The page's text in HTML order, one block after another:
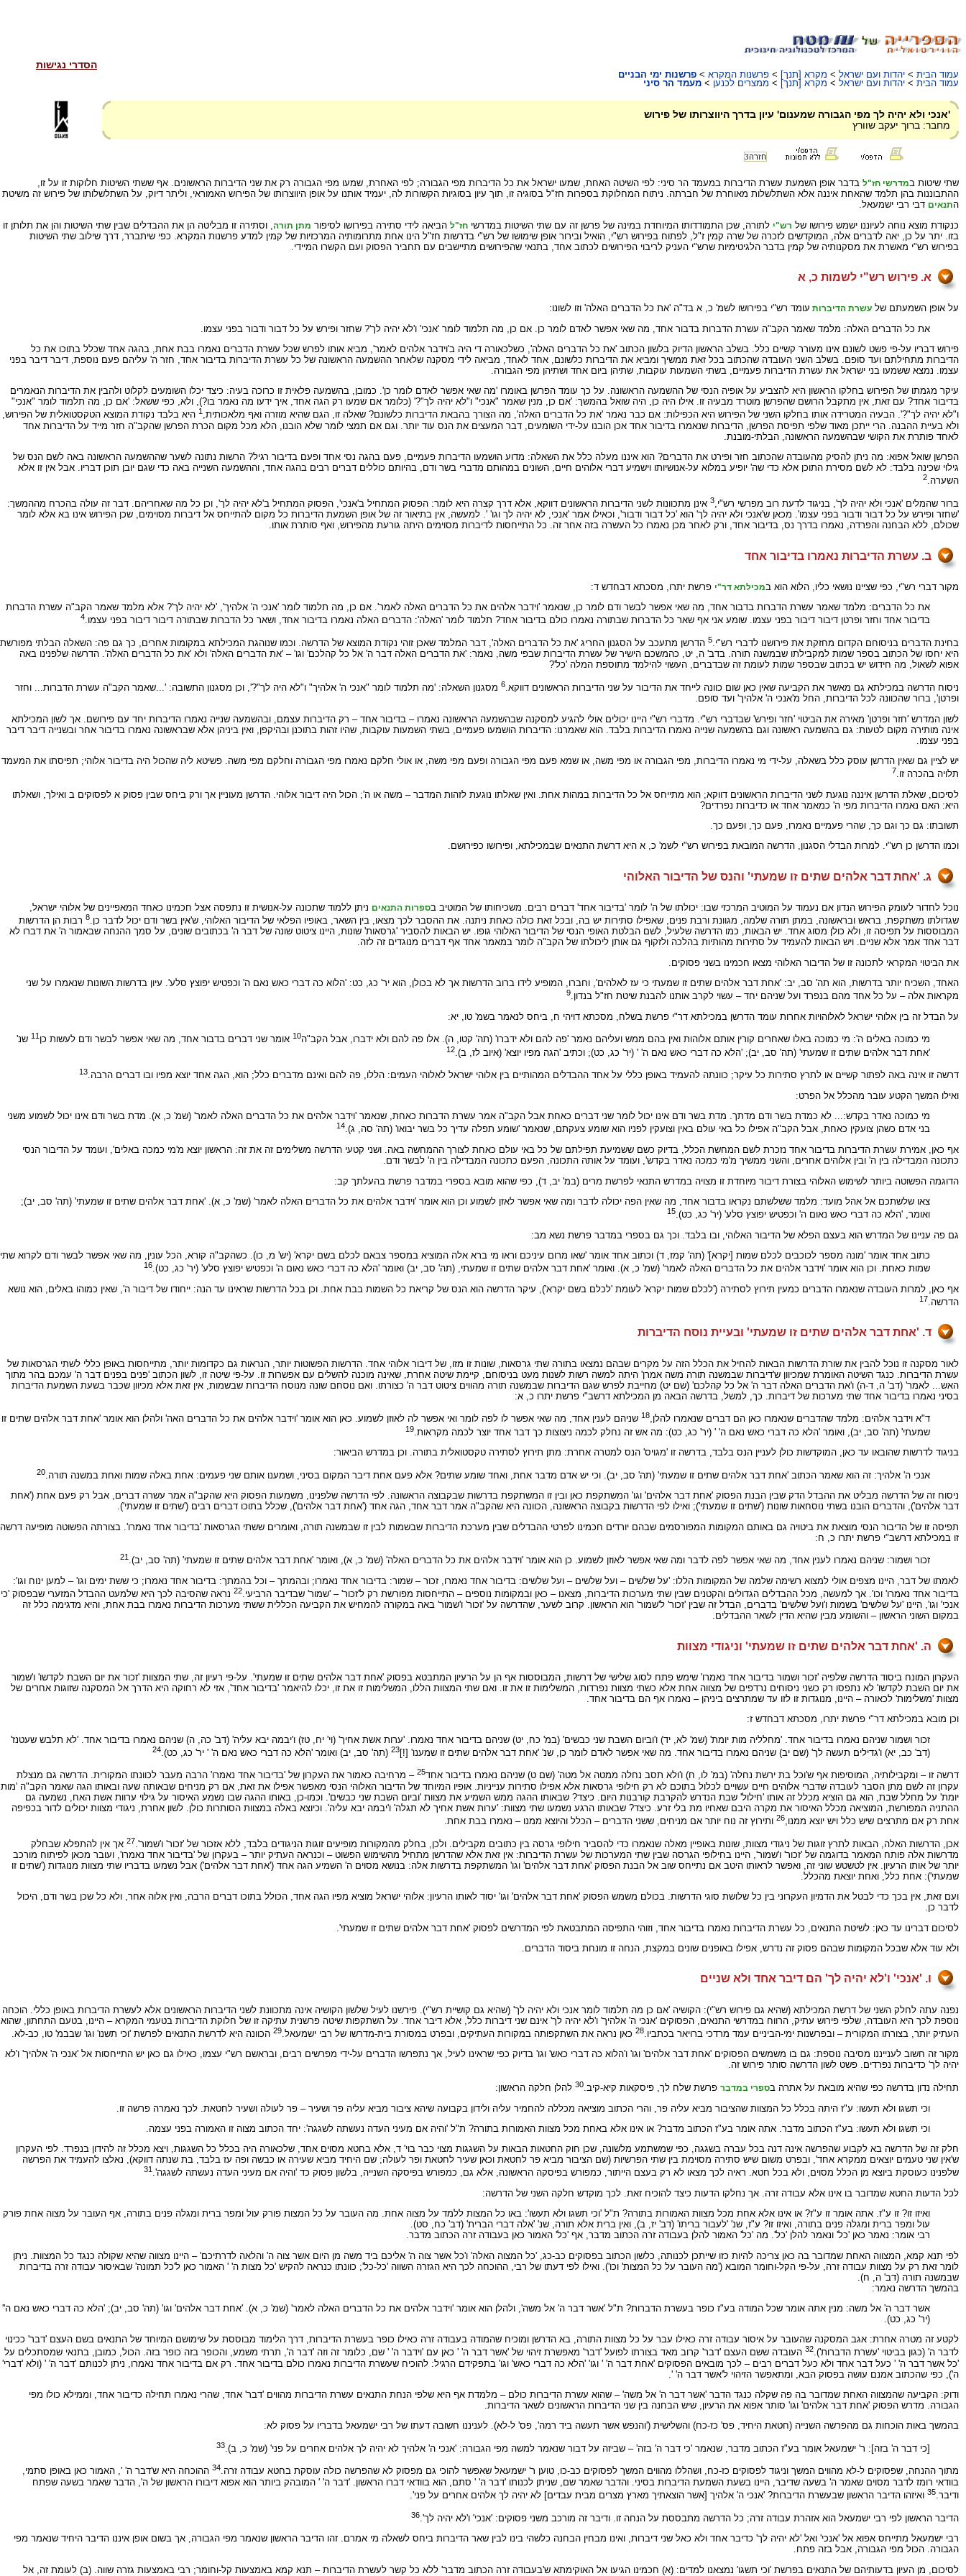
הסדרי נגישות
עמוד הבית > יהדות ועם ישראל > מקרא [תנך] > פרשנות המקרא > פרשנות ימי הבניים
עמוד הבית > יהדות ועם ישראל > מקרא [תנך] > ממצרים לכנען > מעמד הר סיני
'אנכי ולא יהיה לך מפי הגבורה שמענום' עיון בדרך היווצרותו של פירוש
מחבר: ברוך יעקב שוורץ
חזרה3
שתי שיטות במדרשי חז"ל בדבר אופן השמעת עשרת הדיברות במעמד הר סיני: לפי השיטה האחת, שמעו ישראל את כל הדיברות מפי הגבורה; לפי האחרת, שמעו מפי הגבורה רק את שני הדיברות הראשונים. אף ששתי השיטות חלוקות זו על זו,
ההתבוננות בהן תלמד שהאחת איננה אלא השתלשלות מאוחרת של חברתה. ניתוח המחלוקת בספרות חז"ל בסוגיה זו, תוך עיון בסוגיות הקשורות לה, יעמיד אותנו על אופן היווצרותו של הפירוש האמוראי, וליתר דיוק, על השתלשלותו של פירוש זה משיטת
התנאים דבי רבי ישמעאל.
כנקודת מוצא נוחה לעיוננו ישמש פירושו של רש"י לתורה, שכן התמודדותו המיוחדת במינה של פרשן זה עם שתי השיטות במדרשי חז"ל הביאה לידי סתירה בפירושו לסיפור מתן תורה , וסתירה זו מבליטה הן את ההבדלים שבין שתי השיטות והן את תלותן זו
בזו. יתר על כן, יאה לדברים אלה, המוקדשים לזכרה של שרה קמין ז"ל, לפתוח בפירוש רש"י, הואיל ובירור אופן שימושו של רש"י בדרשות חז"ל הינו אחת מתרומותיה המרכזיות של קמין למדע פרשנות המקרא. כפי שיתברר, דרך שילוב שתי השיטות
בפירוש רש"י מאשרת את מסקנותיה של קמין בדבר הלגיטימיות שרש"י העניק לריבוי הפירושים לכתוב אחד, בתנאי שהפירושים מתיישבים עם תחביר הפסוק ועם הקשרו המיידי.
א. פירוש רש"י לשמות כ, א
על אופן השמעתם של עשרת הדיברות עומד רש"י בפירושו לשמ' כ, א בד"ה 'את כל הדברים האלה' וזו לשונו:
את כל הדברים האלה: מלמד שאמר הקב"ה עשרת הדברות בדבור אחד, מה שאי אפשר לאדם לומר כן. אם כן, מה תלמוד לומר 'אנכי' ו'לא יהיה לך'? שחזר ופירש על כל דבור ודבור בפני עצמו.
פירוש דבריו על-פי פשט לשונם אינו מעורר קשיים כלל. בשלב הראשון הדיוק בלשון הכתוב 'את כל הדברים האלה', כשלכאורה די היה ב'וידבר אלהים לאמר', מביא אותו לפרש שכל עשרת הדברים נאמרו בבת אחת, בהגה אחד שכלל בתוכו את כל
הדיברות מתחילתם ועד סופם. בשלב השני העובדה שהכתוב בכל זאת ממשיך ומביא את הדיברות כלשונם, אחד לאחד, מביאה לידי מסקנה שלאחר ההשמעה הראשונה של כל עשרת הדיברות בדיבור אחד, חזר ה' עליהם פעם נוספת, דיבר דיבר בפני
עצמו. נמצא ששמעו בני ישראל את עשרת הדיברות פעמיים, בשתי השמעות עוקבות, שתיהן ביום אחד ושתיהן מפי הגבורה.
עיקר מגמתו של הפירוש בחלקו הראשון היא להצביע על אופיה הנסי של ההשמעה הראשונה. על כך עומד הפרשן באומרו 'מה שאי אפשר לאדם לומר כן'. כמובן, בהשמעה פלאית זו כרוכה בעיה: כיצד יכלו השומעים לקלוט ולהבין את הדיברות הנאמרים
בדיבור אחד? עם זאת, אין מתקבל הרושם שהפרשן מוטרד מבעיה זו. אילו היה כן, היה שואל בהמשך: 'אם כן, מנין שאמר "אנכי" ו"לא יהיה לך"?' (כלומר אם שמעו רק הגה אחד, איך ידעו מה נאמר בו?), ולא, כפי ששאל: 'אם כן, מה תלמוד לומר "אנכי"
ו"לא יהיה לך"?'. הבעיה המטרידה אותו בחלקו השני של הפירוש היא הכפילות: אם כבר נאמר 'את כל הדברים האלה', מה הצורך בהבאת הדיברות כלשונם? שאלה זו, הגם שהיא מוזרה ואף מלאכותית, 1 היא בלבד נקודת המוצא הטקסטואלית של הפירוש,
ולא בעיית ההבנה. הרי ייתכן מאוד שלפי תפיסת הפרשן, הדיברות שנאמרו בדיבור אחד אכן הובנו על-ידי השומעים, דבר המעצים את הנס עוד יותר. וגם אם תמצי לומר שלא הובנו, הלא מכל מקום הכרת הפרשן שהקב"ה חזר מייד על הדיברות אחד
לאחד פותרת את הקושי שבהשמעה הראשונה, הבלתי-מובנת.
הפרשן שואל אפוא: מה ניתן להסיק מהעובדה שהכתוב חזר ופירט את הדברים? הוא איננו מעלה כלל את השאלה: מדוע הושמעו הדיברות פעמיים, פעם בהגה נסי אחד ופעם בדיבור רגיל? הרשות נתונה לשער שההשמעה הראשונה באה לשם הנס של
גילוי שכינה בלבד: לא לשם מסירת התוכן אלא כדי שה' יופיע במלוא על-אנושיותו וישמיע דברי אלוהים חיים, השונים במהותם מדברי בשר ודם, בהיותם כוללים דברים רבים בהגה אחד, וההשמעה השנייה באה כדי שגם יובן תוכן דבריו. אבל אין זו אלא
השערה.2
ברור שהמלים 'אנכי ולא יהיה לך', בניגוד לדעת רוב מפרשי רש"י,3 אינן מתכוונות לשני הדיברות הראשונים דווקא, אלא דרך קצרה היא לומר: הפסוק המתחיל ב'אנכי', הפסוק המתחיל ב'לא יהיה לך', וכן כל מה שאחריהם. דבר זה עולה בהכרח מההמשך:
'שחזר ופירש על כל דבור ודבור בפני עצמו'. מכאן ש'אנכי ולא יהיה לך' הוא 'כל דבור ודבור', וכאילו אמר 'אנכי, לא יהיה לך וגו' '. למעשה, אין בתיאור זה של אופן השמעת הדיברות כל מקום להתייחס אל דיברות מסוימים, שכן הפירוש אינו בא אלא לומר
שכולם, ללא הבחנה והפרדה, נאמרו בדרך נס, בדיבור אחד, ורק לאחר מכן נאמרו כל העשרה בזה אחר זה. כל התייחסות לדיברות מסוימים היתה גורעת מהפירוש, ואף סותרת אותו.
ב. עשרת הדיברות נאמרו בדיבור אחד
מקור דברי רש"י, כפי שציינו נושאי כליו, הלוא הוא במכילתא דר"י פרשת יתרו, מסכתא דבחדש ד:
את כל הדברים: מלמד שאמר עשרת הדברות בדבור אחד, מה שאי אפשר לבשר ודם לומר כן, שנאמר 'וידבר אלהים את כל הדברים האלה לאמר'. אם כן, מה תלמוד לומר 'אנכי ה' אלהיך', 'לא יהיה לך'? אלא מלמד שאמר הקב"ה עשרת הדברות
בדיבור אחד וחזר ופרטן דיבור דיבור בפני עצמו. שומע אני אף שאר כל הדברות שבתורה נאמרו כולם בדיבור אחד? תלמוד לומר 'האלה': הדברים האלה נאמרו בדיבור אחד, ושאר כל הדברות שבתורה דיבור דיבור בפני עצמו.4
בחינת הדברים בניסוחם הקדום מחזקת את פירושנו לדברי רש"י.5 הדרשן מתעכב על הסגנון החריג 'את כל הדברים האלה', דבר המלמד שאכן זוהי נקודת המוצא של הדרשה. וכמו שנוהגת המכילתא במקומות אחרים, כך גם פה: השאלה הבלתי מפורשת
היא יחסו של הכתוב בספר שמות למקבילתו שבמשנה תורה. בדב' ה, יט, כהמשכם הישיר של עשרת הדיברות שבפי משה, נאמר: 'את הדברים האלה דבר ה' אל כל קהלכם' וגו' – 'את הדברים האלה' ולא 'את כל הדברים האלה'. הדרשה שלפנינו באה
אפוא לשאול, מה חידוש יש בכתוב שבספר שמות לעומת זה שבדברים, העשוי להילמד מתוספת המלה 'כל'?
ניסוח הדרשה במכילתא גם מאשר את הקביעה שאין כאן שום כוונה לייחד את הדיבור על שני הדיברות הראשונים דווקא.6 מסגנון השאלה: 'מה תלמוד לומר "אנכי ה' אלהיך" ו"לא היה לך"?', וכן מסגנון התשובה: '...שאמר הקב"ה עשרת הדברות... וחזר
ופרטן', ברור שהכוונה לכל הדיברות, החל מ'אנכי ה' אלהיך' ועד סופם.
לשון המדרש 'חזר ופרטן' מאירה את הביטוי 'חזר ופירש' שבדברי רש"י. מדברי רש"י היינו יכולים אולי להגיע למסקנה שבהשמעה הראשונה נאמרו – בדיבור אחד – רק הדיברות עצמם, ובהשמעה שנייה נאמרו הדיברות יחד עם פירושם. אך לשון המכילתא
אינה מותירה מקום לטעות: גם בהשמעה ראשונה וגם בהשמעה שנייה נאמרו הדיברות בלבד. הוא שאמרנו: הדיברות הושמעו פעמיים, בשתי השמעות עוקבות, שהיו זהות בתוכנן ובהיקפן, ואין ביניהן אלא שבראשונה נאמרו בדיבור אחר ובשנייה דיבר דיבר
בפני עצמו.
יש לציין גם שאין הדרשן עוסק כלל בשאלה, על-ידי מי נאמרו הדיברות, מפי הגבורה או מפי משה, או שמא פעם מפי הגבורה ופעם מפי משה, או אולי חלקם נאמרו מפי הגבורה וחלקם מפי משה. פשיטא ליה שהכול היה בדיבור אלוהי; תפיסתו את המעמד
תלויה בהכרה זו.7
לסיכום, שאלת הדרשן איננה נוגעת לשני הדיברות הראשונים דווקא; הוא מתייחס אל כל הדיברות במהות אחת. ואין שאלתו נוגעת לזהות המדבר – משה או ה'; הכול היה דיבור אלוהי. הדרשן מעוניין אך ורק ביחס שבין פסוק א לפסוקים ב ואילך, ושאלתו
היא: האם נאמרו הדיברות מפי ה' כמאמר אחד או כדיברות נפרדים?
תשובתו: גם כך וגם כך, שהרי פעמיים נאמרו, פעם כך, ופעם כך.
וכמו הדרשן כן רש"י. למרות הבדלי הסגנון, הדרשה המובאת בפירוש רש"י לשמ' כ, א היא דרשת התנאים שבמכילתא, ופירושו כפירושם.
ג. 'אחת דבר אלהים שתים זו שמעתי' והנס של הדיבור האלוהי
נוכל לחדור לעומק הפירוש הנדון אם נעמוד על המוטיב המרכזי שבו: יכולתו של ה' לומר 'בדיבור אחד' דברים רבים. משכיחותו של המוטיב בספרות התנאים ניתן ללמוד שתכונה על-אנושית זו נתפסה אצל חכמינו כאחד המאפיינים של אלוהי ישראל,
שגדולתו משתקפת, בראש ובראשונה, במתן תורה שלמה, מגוונת ורבת פנים, שאפילו סתירות יש בה, ובכל זאת כולה כאחת ניתנה. את ההסבר לכך מצאו, בין השאר, באופיו הפלאי של הדיבור האלוהי, ש'אין בשר ודם יכול לדבר כן.8 רבות הן הדרשות
המבוססות על תפיסה זו, ולא כולן מסוג אחד. יש הבאות, כמו הדרשה שלעיל, לשם הבלטת האופי הנסי של הדיבור האלוהי גופו. יש הבאות להסביר 'גרסאות' שונות, היינו ציטוט שונה של דבר ה' בכתובים שונים, על סמך ההנחה שבאמור ה' את דברו לא
דבר אחד אמר אלא שניים. ויש הבאות להעמיד על סתירות מהותיות בהלכה ולזקוף גם אותן ליכולתו של הקב"ה לומר במאמר אחד אף דברים מנוגדים זה לזה.
את הביטוי המקראי לתכונה זו של הדיבור האלוהי מצאו חכמינו בשני פסוקים.
האחד, השכיח יותר בדרשות, הוא תה' סב, יב: 'אחת דבר אלהים שתים זו שמעתי כי עז לאלהים', וחברו, המופיע לידו ברוב הדרשות אך לא בכולן, הוא יר' כג, כט: 'הלוא כה דברי כאש נאם ה' וכפטיש יפוצץ סלע'. עיון בדרשות השונות שנאמרו על שני
מקראות אלה – על כל אחד מהם בנפרד ועל שניהם יחד – עשוי לקרב אותנו להבנת שיטת חז"ל בנדון.9
על הבדל זה בין אלוהי ישראל לאלוהויות אחרות עומד הדרשן במכילתא דר"י פרשת בשלח, מסכתא דויהי ח, ביחס לנאמר בשמ' טו, יא:
מי כמוכה באלים ה': מי כמוכה באלו שאחרים קורין אותם אלוהות ואין בהם ממש ועליהם נאמר 'פה להם ולא ידברו' (תה' קטו, ה). אלו פה להם ולא ידברו, אבל הקב"ה10 אומר שני דברים בדבור אחד, מה שאי אפשר לבשר ודם לעשות כן 11 שנ'
'אחת דבר אלהים שתים זו שמעתי' (תה' סב, יב); 'הלא כה דברי כאש נאם ה' ' (יר' כג, כט); וכתיב 'הגה מפיו יוצא' (איוב לז, ב).12
דרשה זו אינה באה לפתור קשיים או לתרץ סתירות כל עיקר; כוונתה להעמיד באופן כללי על אחד ההבדלים המהותיים בין אלוהי ישראל לאלוהי העמים: הללו, פה להם ואינם מדברים כלל; הוא, הגה אחד יוצא מפיו ובו דברים הרבה.13
ואילו המשך הקטע עובר מהכלל אל הפרט:
מי כמוכה נאדר בקדש:... לא כמדת בשר ודם מדתך. מדת בשר ודם אינו יכול לומר שני דברים כאחת אבל הקב"ה אמר עשרת הדברות כאחת, שנאמר 'וידבר אלהים את כל הדברים האלה לאמר' (שמ' כ, א). מדת בשר ודם אינו יכול לשמוע משני
בני אדם כשהן צועקין כאחת, אבל הקב"ה אפילו כל באי עולם באין וצועקין לפניו הוא שומע צעקתם, שנאמר 'שומע תפלה עדיך כל בשר יבואו' (תה' סה, ג).14
אף כאן, אמירת עשרת הדיברות בדיבור אחד נזכרת לשם המחשת הכלל, בדיוק כשם ששמיעת תפילתם של כל באי עולם כאחת לצורך ההמחשה באה. ושני קטעי הדרשה משלימים זה את זה: הראשון יוצא מ'מי כמכה באלים', ועומד על הדיבור הנסי
כתכונה המבדילה בין ה' ובין אלוהים אחרים, והשני ממשיך מ'מי כמכה נאדר בקדש', ועומד על אותה התכונה, הפעם כתכונה המבדילה בין ה' לבשר ודם.
הדוגמה הפשוטה ביותר לשימוש האלוהי בצורת דיבור מיוחדת זו מצויה במדרש התנאי לפרשת מרים (במ' יב, ד), כפי שהוא מובא בספרי במדבר פרשת בהעלתך קב:
צאו שלשתכם אל אהל מועד: מלמד ששלשתם נקראו בדבור אחד, מה שאין הפה יכולה לדבר ומה שאי אפשר לאזן לשמוע וכן הוא אומר 'וידבר אלהים את כל הדברים האלה לאמר' (שמ' כ, א). 'אחת דבר אלהים שתים זו שמעתי' (תה' סב, יב);
ואומר, 'הלא כה דברי כאש נאום ה' וכפטיש יפוצץ סלע' (יר' כג, כט).15
גם פה עניינו של המדרש הוא בעצם הפלא של הדיבור האלוהי, ובו בלבד. וכך גם בספרי במדבר פרשת נשא מב:
כתוב אחד אומר 'מונה מספר לכוכבים לכלם שמות [יקרא]' (תה' קמז, ד) וכתוב אחד אומר 'שאו מרום עיניכם וראו מי ברא אלה המוציא במספר צבאם לכלם בשם יקרא' (יש' מ, כו). כשהקב"ה קורא, הכל עונין, מה שאי אפשר לבשר ודם לקרוא שתי
שמות כאחת. וכן הוא אומר 'וידבר אלהים את כל הדברים האלה לאמר' (שמ' כ, א). ואומר 'אחת דבר אלהים שתים זו שמעתי, (תה' סב, יב) ואומר 'הלא כה דברי כאש נאום ה' וכפטיש יפוצץ סלע' (יר' כג, כט).16
אף כאן, למרות העובדה שנאמרו הדברים כמעין תירוץ לסתירה ('לכלם שמות יקרא' לעומת 'לכלם בשם יקרא'), עיקר הדרשה הוא הנס של קריאת כל השמות בבת אחת. וכן בכל הדרשות שראינו עד הנה: ייחודו של דיבור ה', שאין כמוהו באלים, הוא נושא
הדרשה.17
ד. 'אחת דבר אלהים שתים זו שמעתי' ובעיית נוסח הדיברות
לאור מסקנה זו נוכל להבין את שורת הדרשות הבאות להחיל את הכלל הזה על מקרים שבהם נמצאו בתורה שתי גרסאות, שונות זו מזו, של דיבור אלוהי אחד. הדרשות הפשוטות יותר, הנראות גם כקדומות יותר, מתייחסות באופן כללי לשתי הגרסאות של
עשרת הדיברות. כנגד השיטה האומרת שמכיוון ש'דיברות שבמשנה תורה משה אמרן' היתה למשה רשות לשנות מעט בניסוחם, קיימת שיטה אחרת, שאינה מוכנה להשלים עם אפשרות זו. על-פי שיטה זו, לשון הכתוב 'פנים בפנים דבר ה' עמכם בהר מתוך
האש... לאמר' (דב' ה, ד-ה) ו'את הדברים האלה דבר ה' אל כל קהלכם' (שם יט) מחייבת לפרש שגם הדיברות שבמשנה תורה מהווים ציטוט דבר ה' כצורתו. ואם נוסחם שונה מנוסח הדיברות שבשמות, אין זאת אלא מכיוון שכבר בשעת השמעת הדיברות
בסיני נאמרו בדיבור אחד שתי מערכות של דיברות. כך, למשל, בדרשה הבאה מן המכילתא דרשב"י פרשת יתרו כ, א:
ד"א וידבר אלהים: מלמד שהדברים שנאמרו כאן הם דברים שנאמרו להלן,18 שניהם לענין אחד, מה שאי אפשר לו לפה לומר ואי אפשר לה לאוזן לשמוע. כאן הוא אומר 'וידבר אלהים את כל הדברים האה' ולהלן הוא אומר 'אחת דבר אלהים שתים זו
שמעתי' (תה' סב, יב), ואומר 'הלא כה דברי כאש נאם ה' ' (יר' כג, כט): מה אש זה נחלק לכמה ניצוצות כך דבר אחד יוצר לכמה מקראות.19
בניגוד לדרשות שהובאו עד כאן, המוקדשות כולן לעניין הנס בלבד, בדרשה זו 'מגויס' הנס למטרה אחרת: מתן תירוץ לסתירה טקסטואלית בתורה. וכן במדרש הביאור:
אנכי ה' אלהיך: זה הוא שאמר הכתוב 'אחת דבר אלהים שתים זו שמעתי' (תה' סב, יב). וכי יש אדם מדבר אחת, ואחד שומע שתים? אלא פעם אחת דיבר המקום בסיני, ושמענו אותם שני פעמים: אחת באלה שמות ואחת במשנה תורה.20
ניסוח זה של הדרשה מבליט את ההבדל הדק שבין הבנת הפסוק 'אחת דבר אלהים' וגו' המשתקפת כאן ובין זו המשתקפת בדרשות שבקבוצה הראשונה. לפי הדרשה שלפנינו, משמעות הפסוק היא שהקב"ה אמר עשרה דברים, אבל רק פעם אחת ('אחת
דבר אלהים'), והדברים הובנו בשתי נוסחאות שונות ('שתים זו שמעתי'); ואילו לפי הדרשות בקבוצה הראשונה, הכוונה היא שהקב"ה אמר דבר אחד, הגה אחד ('אחת דבר אלהים'), שכלל בתוכו דברים רבים ('שתים זו שמעתי').
תפיסה זו של הדיבור הנסי מוצאת את ביטויה גם באותם המקומות המפורסמים שבהם יורדים חכמינו לפרטי ההבדלים שבין מערכת הדיברות שבשמות לבין זו שבמשנה תורה, ואומרים ששתי הגרסאות 'בדיבור אחד נאמרו'. בצורתה הפשוטה מופיעה דרשה
זו במכילתא דרשב"י פרשת יתרו כ, ח:
זכור ושמור: שניהם נאמרו לענין אחד, מה שאי אפשר לפה לדבר ומה שאי אפשר לאוזן לשמוע. כן הוא אומר 'וידבר אלהים את כל הדברים האלה' (שמ' כ, א), ואומר 'אחת דבר אלהים שתים זו שמעתי' (תה' סב, יב). 21
לאמתו של דבר, היינו מצפים אולי למצוא רשימה שלמה של המקומות הללו: 'על שלשים – ועל שלשים – ועל שלשים: בדיבור אחד נאמרו, זכור – שמור: בדיבור אחד נאמרו; ובהמתך – וכל בהמתך: בדיבור אחד נאמרו; כי ששת ימים וגו' – למען ינוח וגו':
בדיבור אחד נאמרו' וכו'. אך למעשה, מכל ההבדלים הגדולים והקטנים שבין שתי מערכות הדיברות, מצאנו – כאן ובמקומות נוספים – התייחסות מפורשת רק ל'זכור' – 'שמור' שבדיבר הרביעי.22 נראה שהסיבה לכך היא שלמעט ההבדל המזערי שבפסוק 'כי
אנכי' וגו', היינו 'על שלשים' בשמות ו'ועל שלשים' בדברים, הבדל זה שבין 'זכור' ל'שמור' הוא הראשון. קרוב לשער, שהדרשה על 'זכור' ו'שמור' באה במקורה להמחיש את הקביעה הכללית ששתי מערכות הדיברות נאמרו בבת אחת, והיא מדגימה כלל זה
במקום השוני הראשון – והשומע מבין שהיא הדין לשאר ההבדלים.
ה. 'אחת דבר אלהים שתים זו שמעתי' וניגודי מצוות
העקרון המונח ביסוד הדרשה שלפיה 'זכור ושמור בדיבור אחד נאמרו' שימש פתח לסוג שלישי של דרשות, המבוססות אף הן על הרעיון המתבטא בפסוק 'אחת דבר אלהים שתים זו שמעתי'. על-פי רעיון זה, שתי המצוות 'זכור את יום השבת לקדשו' ו'שמור
את יום השבת לקדשו' לא נתפסו רק כשני ניסוחים נרדפים של מצווה אחת אלא כשתי מצוות נפרדות, המשלימות זו את זו. ואם שתי המצוות הללו, המשלימות זו את זו, יכלו להיאמר 'בדיבור אחד', אזי לא רחוקה היא הדרך אל המסקנה שזוגות אחרים של
מצוות 'משלימות' לכאורה – היינו, מנוגדות זו לזו עד שמתרצים ביניהן – נאמרו אף הם בדיבור אחד.
וכן מובא במכילתא דר"י פרשת יתרו, מסכתא דבחדש ז:
זכור ושמור שניהם נאמרו בדיבור אחד. 'מחלליה מות יומת' (שמ' לא, יד) ו'וביום השבת שני כבשים' (במ' כח, יט) שניהם בדיבור אחד נאמרו. 'ערות אשת אחיך' (וי' יח, טז) ו'יבמה יבא עליה' (דב' כה, ה) שניהם נאמרו בדיבור אחד. 'לא תלבש שעטנז'
(דב' כב, יא) ו'גדילים תעשה לך' (שם יב) שניהם נאמרו בדיבור אחד. מה שאי אפשר לאדם לומר כן, שנ' 'אחת דבר אלהים שתים זו שמענו' [!]23 (תה' סב, יב) ואומר 'הלא כה דברי כאש נאם ה' ' יר' כג, כט).24
דרשה זו – ומקבילותיה, המוסיפות אף ש'וכל בת ירשת נחלה' (במ' לו, ח) ו'ולא תסב נחלה ממטה אל מטה' (שם ט) שניהם נאמרו בדיבור אחד25 – מרחיבה כאמור את העקרון של 'בדיבור אחד נאמרו' הרבה מעבר לכוונתו המקורית. הדרשה גם מנצלת
עקרון זה לשם מתן הסבר לעובדה שדברי אלוהים חיים עשויים לכלול בתוכם לא רק חילופי גרסאות אלא אפילו סתירות ענייניות. אופיו המיוחד של הדיבור האלוהי הנסי מאפשר אפילו את זאת, אם רק מניחים שבאותה שעה ובאותו הגה שאמר הקב"ה 'מות
יומת' על מחלל שבת, הוא גם הוציא מכלל זה אותו 'חילול' שבת הנדרש להקרבת קורבנות היום. כיצד? שבאותו ההגה ממש השמיע את מצוות 'וביום השבת שני כבשים'. וכמו-כן, באותו ההגה שבו נשמע האיסור על גילוי ערוות אשת האח, נשמעה גם
ההתניה המפורשת, המוציאה מכלל האיסור את מקרה היבם שאחיו מת בלי זרע. כיצד? שבאותו הרגע נשמעו שתי מצוות: 'ערות אשת אחיך לא תגלה' ו'יבמה יבא עליה'. וכיוצא באלה במצוות הסותרות כולן. לשון אחרת, ניגודי מצוות יכולים לדור בכפיפה
אחת רק אם מתרצים שיש כלל ויש יוצא ממנו,26 ותירוץ זה נוח יותר אם מניחים, ששני הדברים – הכלל והיוצא ממנו – נאמרו בבת אחת.
אכן, הדרשות האלה, הבאות לתרץ זוגות של ניגודי מצוות, שונות באופיין מאלה שנאמרו כדי להסביר חילופי גרסה בין כתובים מקבילים. ולכן, בחלק מהמקורות מופיעים זוגות הניגודים בלבד, ללא אזכור של 'זכור' ו'שמור'.27 אך אין להתפלא שבחלק
מדרשות אלה פותח המאמר בדוגמה של 'זכור' ו'שמור', היינו בחילופי הגרסה שבין שתי המערכות של עשרת הדיברות: אין זאת אלא שהדרשן מתחיל מהשימוש הפשוט – וכנראה העתיק יותר – בעקרון של 'בדיבור אחד נאמרו', ועובר מכאן לפיתוח מורכב
יותר של אותו הרעיון. אין לטשטש שוני זה, ואפשר לראותו היטב אם נתייחס שוב אל הבנת הפסוק 'אחת דבר אלהים' וגו' המשתקפת בדרשות אלה: בנושא מסוים ה' השמיע הגה אחד ('אחת דבר אלהים') אבל נשמעו בדבריו שתי מצוות מנוגדות ('שתים זו
שמעתי'): אחת כלל, ואחת יוצאת מהכלל.
ועם זאת, אין בכך כדי לבטל את הדמיון העקרוני בין כל שלושת סוגי הדרשות. בכולם משמש הפסוק 'אחת דבר אלהים' וגו' יסוד לאותו הרעיון: אלוהי ישראל מוציא מפיו הגה אחד, הכולל בתוכו דברים הרבה, ואין אלוה אחר, ולא כל שכן בשר ודם, היכול
לדבר כן.
לסיכום דברינו עד כאן: לשיטת התנאים, כל עשרת הדיברות נאמרו בדיבור אחד, וזוהי התפיסה המתבטאת לפי המדרשים לפסוק 'אחת דבר אלהים שתים זו שמעתי'.
ולא עוד אלא שבכל המקומות שבהם פסוק זה נדרש, אפילו באופנים שונים במקצת, הנחה זו מונחת ביסוד הדברים.
ו. 'אנכי' ו'לא יהיה לך' הם דיבר אחד ולא שניים
נפנה עתה לחלק השני של דרשת המכילתא (שהיא גם פירוש רש"י): הקושיה 'אם כן מה תלמוד לומר אנכי ולא יהיה לך' (שהיא גם קושיית רש"י). פירשנו לעיל שלשון הקושיה אינה מתכוונת לשני הדיברות הראשונים אלא לעשרת הדיברות באופן כללי. הוכחה
נוספת לכך היא העובדה, שלפי פירוש עתיק, הרווח במדרשי התנאים, הפסוקים 'אנכי ה' אלהיך' ו'לא יהיה לך' אינם שני דיברות כלל, אלא דיבר אחד. על השתקפות שיטה פרשנית עתיקה זו של חלוקת הדיברות בטעמי המקרא – היינו, בטעם התחתון, שהוא
העתיק יותר, בצורתו המקורית – ובפרשנות ימי-הביניים עמד מרדכי ברויאר בכתביו.28 כאן נראה את השתקפותה במקורות העתיקים, ובפרט במסורת בית-מדרשו של רבי ישמעאל.29 הכוונה היא לדרשת התנאים לפרשת 'וכי תשנו' וגו' שבבמ' טו, כב-לא.
מקור זה חשוב לענייננו מסיבה נוספת: גם בו משמשים הפסוקים 'אחת דבר אלהים' וגו' ו'הלוא כה דברי כאש' וגו' בדיוק כפי שראינו לעיל, אך נתפרשו הדברים על-ידי מפרשים רבים, ובראשם רש"י עצמו, כאילו גם כאן יש התייחסות אל 'אנכי ה' אלהיך' ו'לא
יהיה לך' כדיברות נפרדים. פשט לשון הדרשה סותר פירוש זה.
תחילה נדון בדרשה כפי שהיא מובאת על אתרה בספרי במדבר פרשת שלח לך, פיסקאות קיא-קיב.30 להלן חלקה הראשון:
וכי תשגו ולא תעשו: ע"ז היתה בכלל כל המצוות שהציבור מביא עליה פר, והרי הכתוב מוציאה מכללה להחמיר עליה ולידון בקבועה שיהא ציבור מביא עליה פר ושעיר – פר לעולה ושעיר לחטאת. לכך נאמרה פרשה זו.
וכי תשגו ולא תעשו: בע"ז הכתוב מדבר. אתה אומר בע"ז הכתוב מדבר? או אינו אלא באחת מכל מצוות האמורות בתורה? ת"ל 'והיה אם מעיני העדה נעשתה לשגגה': יחד הכתוב מצוה זו האמורה בפני עצמה.
חלק זה של הדרשה בא לקבוע שהפרשה אינה דנה בכל עברה בשגגה, כפי שמשתמע מלשונה, שכן חוק החטאות הבאות על השגגות מצוי כבר בוי' ד, אלא בחטא מסוים אחד, שלכאורה היה בכלל כל השגגות, ויצא מכלל זה להידון בנפרד. לפי העקרון
ש'אין שני טעמים יוצאים ממקרא אחד', ובפרט משום שיש סתירה מסוימת בין שתי הפרשיות (שם הציבור מביא פר לחטאת וכאן שעיר לחטאת ופר לעולה; שם היחיד מביא שעירה או כבשה ופה עז בלבד, בת שנתה דווקא), נאלצו להעמיד את הפרשה
שלפנינו כעוסקת ביוצא מן הכלל מסוים, ולא בכל חטא. ראיה לכך מצאו לא רק בעצם הייתור, כמפורש בפיסקה הראשונה, אלא גם, כמפורש בפיסקה השנייה, בלשון פסוק כד 'והיה אם מעיני העדה נעשתה לשגגה'. 31
לכל הדעות החטא שמדובר בו אינו אלא עבודה זרה. אך נחלקו הדעות כיצד להוכיח זאת. לכך מוקדש חלקה השני של הדרשה:
ואיזו זו? זו ע"ז. אתה אומר זו ע"ז? או אינו אלא אחת מכל מצוות האמורות בתורה? ת"ל 'וכי תשגו ולא תעשו': באו כל המצות ללמד על מצוה אחת. מה העובר על כל המצות פורק עול ומפר ברית ומגלה פנים בתורה, אף העובר על מצוה אחת פורק
עול ומפר ברית ומגלה פנים בתורה, ואיזו זו? ע"ז, שנ' 'לעבור בריתו' (דב' יז, ב), ואין ברית אלא תורה, שנ' 'אלה דברי הברית' (דב' כח, סט).
רבי אומר: נאמר כאן 'כל' ונאמר להלן 'כל'. מה 'כל' האמור להלן בעבודה זרה הכתוב מדבר, אף 'כל' האמור כאן בעבודה זרה הכתוב מדבר.
לפי תנא קמא, המצווה האחת שמדובר בה כאן צריכה להיות כזו שייתכן לכנותה, כלשון הכתוב בפסוקים כב-כג, 'כל המצוה האלה' ו'כל אשר צוה ה' אליכם ביד משה מן היום אשר צוה ה' והלאה לדרתיכם' – היינו מצווה שהיא שקולה כנגד כל המצוות. ניתן
לומר זאת רק על מצוות עבודה זרה, על-פי הקל-וחומר המובא ('מה העובר על כל המצות' וכו'). ואילו לפי דעתו של רבי, ההוכחה לכך היא הגזרה השווה 'כל-כל'; כוונתו כנראה להקיש 'כל מצות ה' ' האמור כאן ל'כל תמונה' שבאיסור עבודה זרה בדיברות
שבמשנה תורה (דב' ה, ח).
בהמשך הדרשה נאמר:
אשר דבר ה' אל משה: מנין אתה אומר שכל המודה בע"ז כופר בעשרת הדברות? ת"ל 'אשר דבר ה' אל משה', ולהלן הוא אומר 'וידבר אלהים את כל הדברים האלה לאמר' (שמ' כ, א). 'אחת דבר אלהים' וגו' (תה' סב, יב); 'הלא כה דברי כאש נאם ה''
(יר' כג, כט).
לקטע זה מטרה אחרת: אגב המסקנה שהעובר על איסור עבודה זרה כאילו עבר על כל מצוות התורה, בא הדרשן ומוכיח שהמודה בעבודה זרה כאילו כופר בעשרת הדיברות, דרך הלימוד מבוססת על שימושם המיוחד של התנאים בשם העצם 'דבר' ככינוי
לדבר ה' (כגון בביטוי 'עשרת הדברות').32 העובדה ששם העצם 'דבר' קרוב מאד בצורתו לפועל 'דבר' מאפשרת זיהוי של 'אשר דבר ה' ' כאן עם 'וידבר ה' ' שם, כלומר זה וזה 'דבר ה', תרתי משמע, והכופר בזה כופר בזה. הכול, כמובן, בתנאי שמסתכלים על
'כל אשר דבר ה' ' כעל דבר אחד ולא כעל דברים רבים – לכך מובאים הפסוקים 'אחת דבר ה' ' וגו' 'הלא כה דברי כאש' וגו' בתפקידם הרגיל: להוכיח שעשרת הדיברות נאמרו כולם בדיבור אחד. רק אם בדיבור אחד נאמרו, ניתן לכנותם 'דבר ה' ' (ולא 'דברי'
ה'), כפי שהכתוב אמנם עושה בפסוק הבא, ומתאפשר הזיהוי ל'אשר דבר ה' '.
ודוק: הקביעה שהמצווה האחת שמדובר בה פה שקלה כנגד הדבר 'אשר דבר ה' אל משה' – שהוא עשרת הדיברות כולם – מלמדת אף היא שלפי הנחת התנאים עשרת הדיברות מהווים 'דבר' אחד, שהרי נאמרו תחילה כדיבור אחד, וממילא כולו מפי
הגבורה. מדרש הפסוק 'אחת דבר אלהים' וגו' סותר אפוא את הרעיון, שיש הבחנה בין שני הדיברות הראשונים לשאר הדיברות.
בהמשך באות הוכחות גם מהפרשה השנייה (חטאת היחיד, פס' כז-כח) והשלישית ('והנפש אשר תעשה ביד רמה', פס' ל-לא). לעניננו חשובה דעתו של רבי ישמעאל בדבריו על פסוק לא:
[כי דבר ה' בזה]: ר' ישמעאל אומר בע"ז הכתוב מדבר, שנאמר 'כי דבר ה' בזה' – שביזה על דבור שנאמר למשה מפי הגבורה: 'אנכי ה' אלהיך לא יהיה לך אלהים אחרים על פני' (שמ' כ, ב).33
מתוך ההנחה, שפסוקים ל-לא מהווים המשך וניגוד לפסוקים כז-כח, ושהללו מהווים המשך לפסוקים כב-כו, טוען ר' ישמעאל שאפשר להוכי גם מפסוק לא שהפרשה כולה עוסקת בחטא עבודה זרה.34 ההוכחה היא ש'דבר ה' ', האמור כאן באופן סתמי,
בוודאי רומז לדבר מסוים שאמר ה' בשעה שדיבר, היינו בשעת השמעת הדיברות בסיני. והדבר שאמר שם, שניתן לכנותו 'דבר ה' ' סתם, הוא בוודאי דברו הראשון. 'דבר ה' ' המובהק ביותר הוא אפוא דיבורו הראשון של ה', הדבר שאמר בשעה שפתח
ודיבר.35 ואיזהו הדיבר הראשון שבעשרת הדיברות? 'אנכי ה' אלהיך [אשר הוצאתיך מארץ מצרים מבית עבדים] לא יהיה לך אלהים אחרים על פני'.
הדיבר הראשון לפי רבי ישמעאל הוא אזהרת עבודה זרה; כל הדרשה מתבססת על הנחה זו. ודיבר זה מורכב משני פסוקים: 'אנכי' ו'לא יהיה לך'.36
רבי ישמעאל מתייחס אפוא אל 'אנכי' ואל 'לא יהיה לך' כדיבר אחד ולא כאל שני דיברות, ואינו מבחין הבחנה כלשהי בינו לבין שאר הדיברות ביחס לשאלה מי אמרם. זהו הדיבר הראשון שנאמר מפי הגבורה, אך בשום אופן איננו הדיבר היחיד שנאמר מפי
הגבורה. הכול מפי הגבורה, אבל בזה פתח.
לסיכום, מן העיון בדעותיהם של התנאים בפרשת 'וכי תשגו' נמצאנו למדים: (א) חכמינו הגיעו אל האוקימתא ש'בעבודה זרה הכתוב מדבר' ללא כל קשר לעשרת הדיברות – תנא קמא באמצעות קל-וחומר; רבי באמצעות גזרה שווה. (ב) לעומת זה, אל